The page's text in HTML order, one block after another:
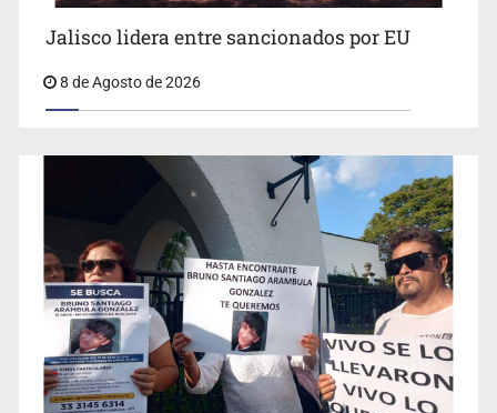
Concierto patrio costará 32.9 mdp
Jalisco lidera entre sancionados por EU
8 de Agosto de 2026